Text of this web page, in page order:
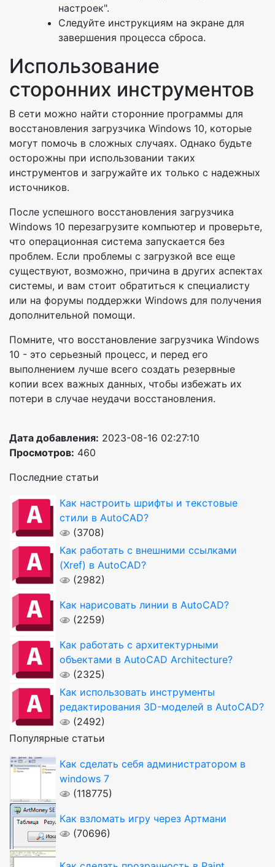
настроек".
Следуйте инструкциям на экране для
завершения процесса сброса.
Использование
сторонних инструментов
В сети можно найти сторонние программы для
восстановления загрузчика Windows 10, которые
могут помочь в сложных случаях. Однако будьте
осторожны при использовании таких
инструментов и загружайте их только с надежных
источников.
После успешного восстановления загрузчика
Windows 10 перезагрузите компьютер и проверьте,
что операционная система запускается без
проблем. Если проблемы с загрузкой все еще
существуют, возможно, причина в других аспектах
системы, и вам стоит обратиться к специалисту
или на форумы поддержки Windows для получения
дополнительной помощи.
Помните, что восстановление загрузчика Windows
10 - это серьезный процесс, и перед его
выполнением лучше всего создать резервные
копии всех важных данных, чтобы избежать их
потери в случае неудачи восстановления.
Дата добавления: 2023-08-16 02:27:10
Просмотров: 460
Последние статьи
Как настроить шрифты и текстовые
стили в AutoCAD?
(3708)
Как работать с внешними ссылками
(Xref) в AutoCAD?
(2982)
Как нарисовать линии в AutoCAD?
(2259)
Как работать с архитектурными
объектами в AutoCAD Architecture?
(2325)
Как использовать инструменты
редактирования 3D-моделей в AutoCAD?
(2492)
Популярные статьи
Как сделать себя администратором в
windows 7
(118775)
Как взломать игру через Артмани
(70696)